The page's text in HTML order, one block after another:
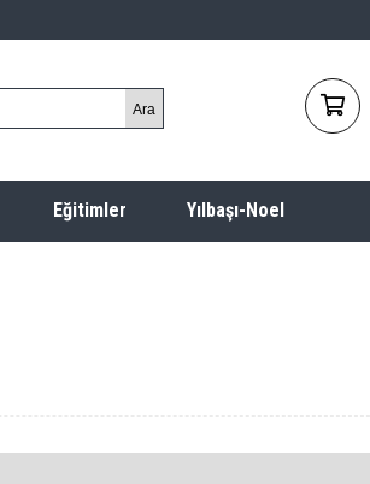
Eğitimler Yılbaşı-Noel